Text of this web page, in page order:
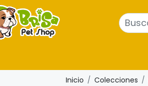
Inicio Colecciones